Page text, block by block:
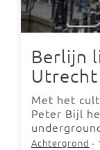
Berlijn
Utrecht
Met het
Peter Bijl
Achtergrond -